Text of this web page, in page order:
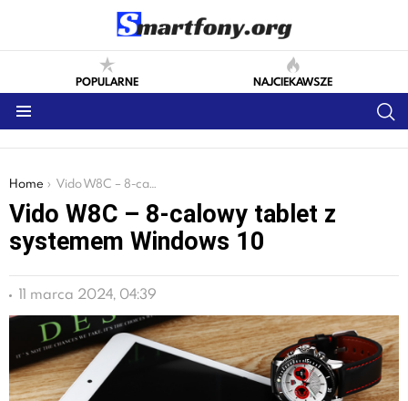
POPULARNE NAJCIEKAWSZE
You are here:
Home Vido W8C – 8-calowy tablet z systemem Windows 10
Vido W8C – 8-calowy tablet z
systemem Windows 10
11 marca 2024, 04:39